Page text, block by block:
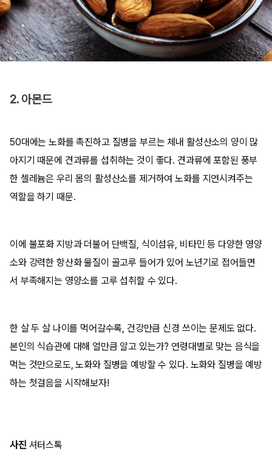
2. 아몬드
50대에는 노화를 촉진하고 질병을 부르는 체내 활성산소의 양이 많
아지기 때문에 견과류를 섭취하는 것이 좋다. 견과류에 포함된 풍부
한 셀레늄은 우리 몸의 활성산소를 제거하여 노화를 지연시켜주는
역할을 하기 때문.
이에 불포화 지방과 더불어 단백질, 식이섬유, 비타민 등 다양한 영양
소와 강력한 항산화 물질이 골고루 들어가 있어 노년기로 접어들면
서 부족해지는 영양소를 고루 섭취할 수 있다.
한 살 두 살 나이를 먹어갈수록, 건강만큼 신경 쓰이는 문제도 없다.
본인의 식습관에 대해 얼만큼 알고 있는가? 연령대별로 맞는 음식을
먹는 것만으로도, 노화와 질병을 예방할 수 있다. 노화와 질병을 예방
하는 첫걸음을 시작해보자!
사진 셔터스톡